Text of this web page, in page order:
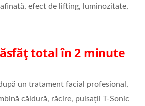
efect de lifting, luminozitate,
total în 2 minute
un tratament facial profesional,
căldură, răcire, pulsații T-Sonic